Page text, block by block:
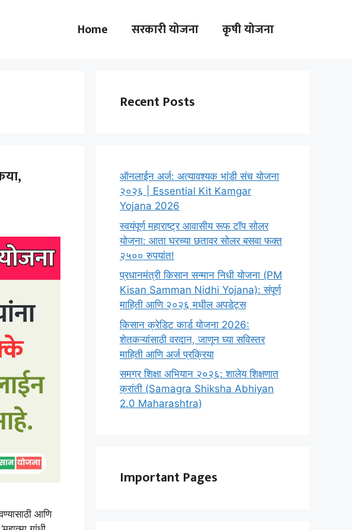
Home सरकारी योजना कृषी योजना
आणि
Recent Posts
ऑनलाईन अर्ज: अत्यावश्यक भांडी संच योजना
२०२६ | Essential Kit Kamgar
Yojana 2026
स्वयंपूर्ण महाराष्ट्र आवासीय रूफ टॉप सोलर
योजना: आता घरच्या छतावर सोलर बसवा फक्त
२५०० रुपयांत!
प्रधानमंत्री किसान सन्मान निधी योजना (PM
Kisan Samman Nidhi Yojana): संपूर्ण
माहिती आणि २०२६ मधील अपडेट्स
किसान क्रेडिट कार्ड योजना 2026:
शेतकऱ्यांसाठी वरदान, जाणून घ्या सविस्तर
माहिती आणि अर्ज प्रक्रिया
समग्र शिक्षा अभियान २०२६: शालेय शिक्षणात
क्रांती (Samagra Shiksha Abhiyan
2.0 Maharashtra)
Important Pages